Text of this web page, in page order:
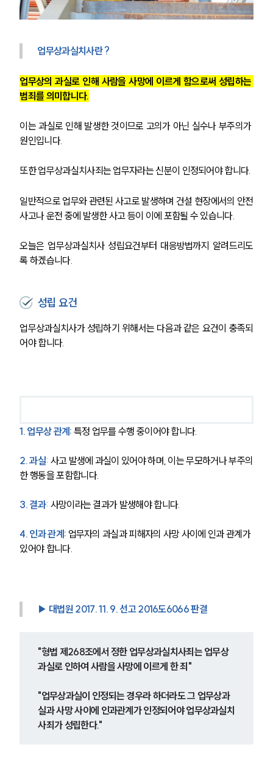
업무상과실치사란 ?
업무상의 과실로 인해 사람을 사망에 이르게 함으로써 성립하는
범죄를 의미합니다.
이는 과실로 인해 발생한 것이므로 고의가 아닌 실수나 부주의가
원인입니다.
또한 업무상과실치사죄는 업무자라는 신분이 인정되어야 합니다.
일반적으로 업무와 관련된 사고로 발생하며 건설 현장에서의 안전
사고나 운전 중에 발생한 사고 등이 이에 포함될 수 있습니다.
오늘은 업무상과실치사 성립요건부터 대응방법까지 알려드리도
록 하겠습니다.
성립 요건
업무상과실치사가 성립하기 위해서는 다음과 같은 요건이 충족되
어야 합니다.
1. 업무상 관계: 특정 업무를 수행 중이어야 합니다.
2. 과실: 사고 발생에 과실이 있어야 하며, 이는 무모하거나 부주의
한 행동을 포함합니다.
3. 결과: 사망이라는 결과가 발생해야 합니다.
4. 인과 관계: 업무자의 과실과 피해자의 사망 사이에 인과 관계가
있어야 합니다.
▶ 대법원 2017. 11. 9. 선고 2016도6066 판결
"형법 제268조에서 정한 업무상과실치사죄는 업무상
과실로 인하여 사람을 사망에 이르게 한 죄"
"업무상과실이 인정되는 경우라 하더라도 그 업무상과
실과 사망 사이에 인과관계가 인정되어야 업무상과실치
사죄가 성립한다."